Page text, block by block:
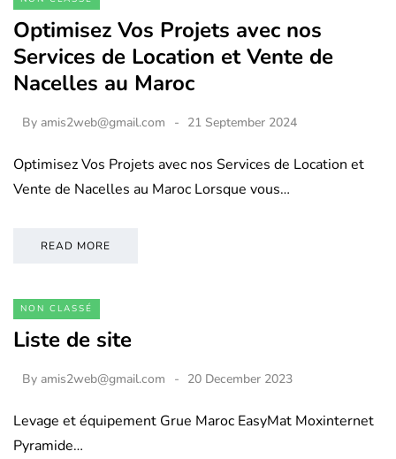
Optimisez Vos Projets avec nos
Services de Location et Vente de
Nacelles au Maroc
By amis2web@gmail.com 21 September 2024
Optimisez Vos Projets avec nos Services de Location et
Vente de Nacelles au Maroc Lorsque vous…
READ MORE
NON CLASSÉ
Liste de site
By amis2web@gmail.com 20 December 2023
Levage et équipement Grue Maroc EasyMat Moxinternet
Pyramide…